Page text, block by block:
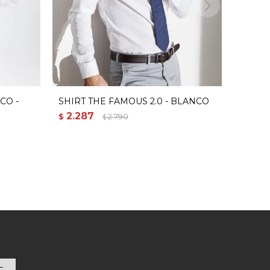
- SHIRT THE FAMOUS 2.0 - BLANCO
$ 2.287 $ 2.790